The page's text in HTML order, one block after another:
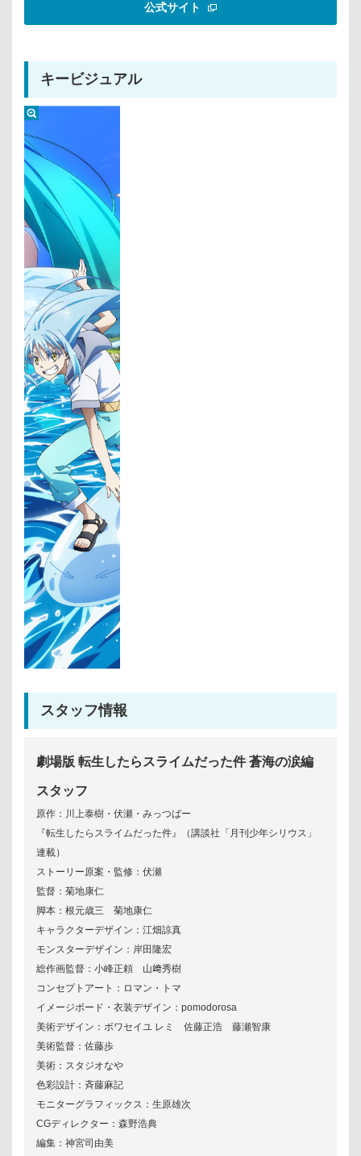
公式サイト
キービジュアル
スタッフ情報
劇場版 転生したらスライムだった件 蒼海の涙編
スタッフ
原作：川上泰樹・伏瀬・みっつばー
『転生したらスライムだった件』（講談社「月刊少年シリウス」
連載）
ストーリー原案・監修：伏瀬
監督：菊地康仁
脚本：根元歳三 菊地康仁
キャラクターデザイン：江畑諒真
モンスターデザイン：岸田隆宏
総作画監督：小峰正頼 山﨑秀樹
コンセプトアート：ロマン・トマ
イメージボード・衣装デザイン：pomodorosa
美術デザイン：ボワセイユ レミ 佐藤正浩 藤瀬智康
美術監督：佐藤歩
美術：スタジオなや
色彩設計：斉藤麻記
モニターグラフィックス：生原雄次
CGディレクター：森野浩典
編集：神宮司由美